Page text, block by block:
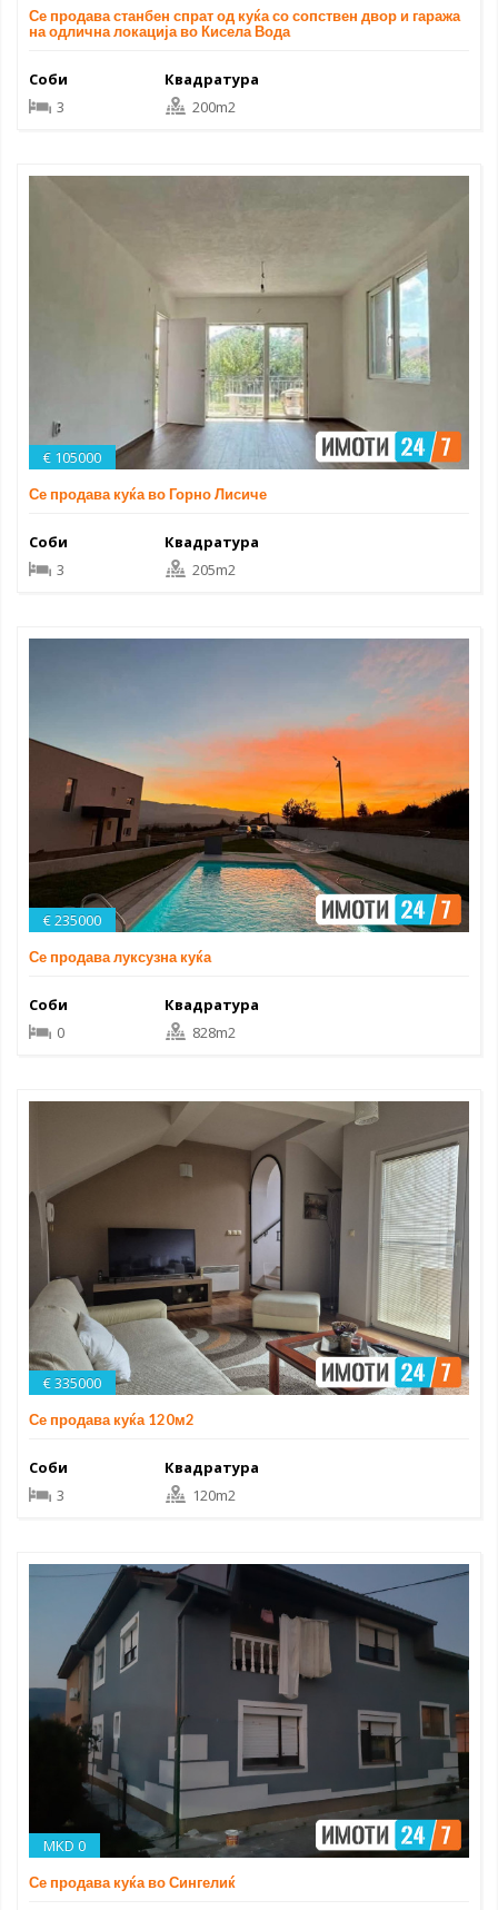
Се продава станбен спрат од куќа со сопствен двор и гаража
на одлична локација во Кисела Вода
Соби
3
Квадратура
200m2
€ 105000
Се продава куќа во Горно Лисиче
Соби
3
Квадратура
205m2
€ 235000
Се продава луксузна куќа
Соби
0
Квадратура
828m2
€ 335000
Се продава куќа 120м2
Соби
3
Квадратура
120m2
MKD 0
Се продава куќа во Сингелиќ